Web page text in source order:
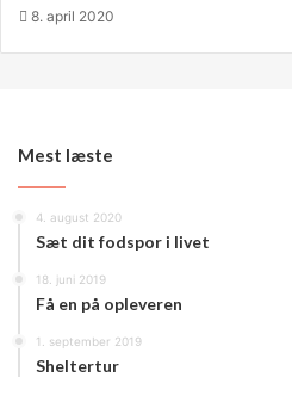
Motiver og inspirer
Tænker man at
8. april 2020
Mest læste
4. august 2020
Sæt dit fodspor i livet
18. juni 2019
Få en på opleveren
1. september 2019
Sheltertur